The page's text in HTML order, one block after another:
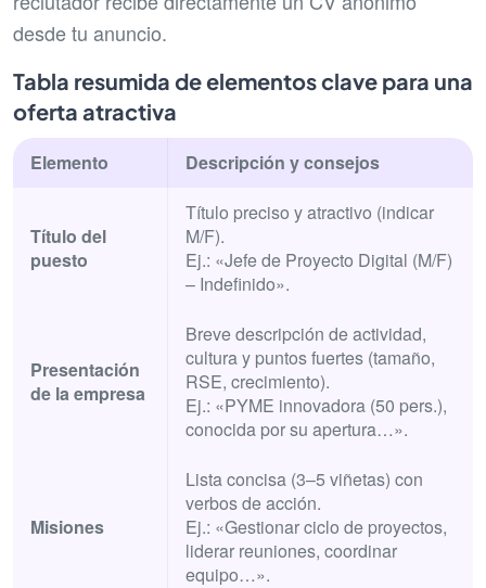
desde tu anuncio.
Tabla resumida de elementos clave para una
oferta atractiva
Elemento Descripción y consejos
Título del
puesto
Título preciso y atractivo (indicar
M/F).
Ej.: «Jefe de Proyecto Digital (M/F)
– Indefinido».
Presentación
de la empresa
Breve descripción de actividad,
cultura y puntos fuertes (tamaño,
RSE, crecimiento).
Ej.: «PYME innovadora (50 pers.),
conocida por su apertura…».
Misiones
Lista concisa (3–5 viñetas) con
verbos de acción.
Ej.: «Gestionar ciclo de proyectos,
liderar reuniones, coordinar
equipo…».